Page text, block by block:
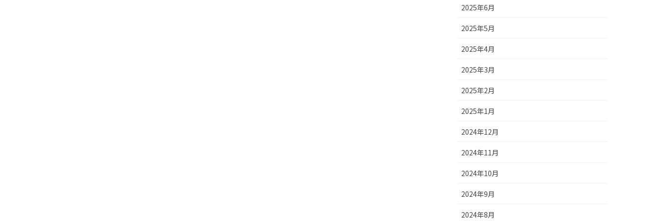
2025年6月
2025年5月
2025年4月
2025年3月
2025年2月
2025年1月
2024年12月
2024年11月
2024年10月
2024年9月
2024年8月